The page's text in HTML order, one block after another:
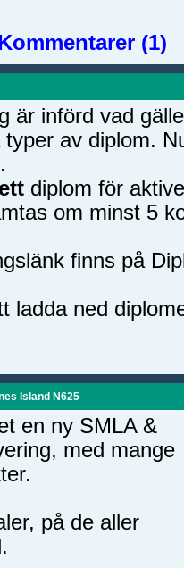
Kommentarer (1)
är införd vad
typer av diplom.
ettdiplom för
om minst 5
finns på
ladda ned
Island N625
en ny SMLA &
med mange
på de aller